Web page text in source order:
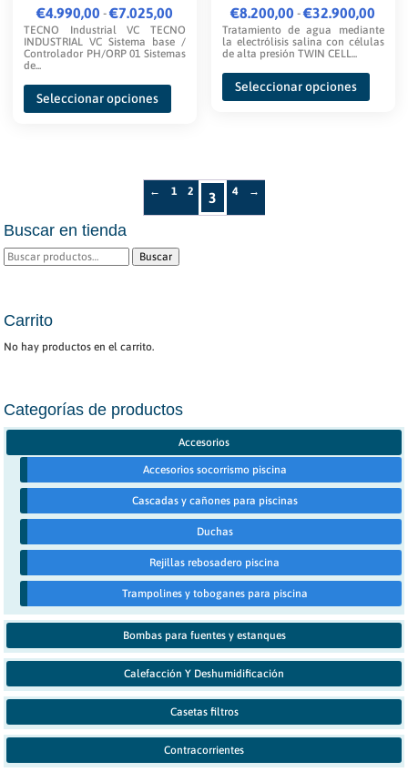
Buscar en tienda
Buscar
Buscar
Carrito
No hay productos en el carrito.
Categorías de productos
Accesorios
Accesorios socorrismo piscina
Cascadas y cañones para piscinas
Duchas
Rejillas rebosadero piscina
Trampolines y toboganes para piscina
Bombas para fuentes y estanques
Calefacción Y Deshumidificación
Casetas filtros
Contracorrientes
página
de
página
€4.990,00 -€7.025,00
Rango
de
precios:
desde
€4.990,00
TECNO Industrial VC TECNO
INDUSTRIAL VC Sistema base /
Controlador PH/ORP 01 Sistemas
de...
Seleccionar opciones
Este
variantes.
se
producto
€8.200,00 - €32.900,00
Rango
de
precios:
desde
Tratamiento de agua mediante
la electrólisis salina con células
de alta presión TWIN CELL...
Seleccionar opciones
Este
← 1 2 3 4 →